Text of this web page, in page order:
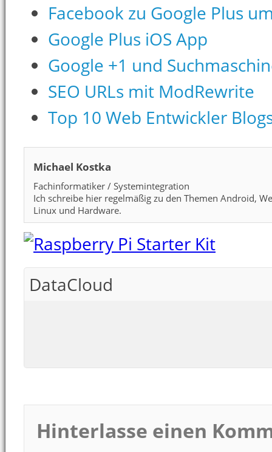
Facebook zu Google Plus
Google Plus iOS App
Google +1 und
SEO URLs mit ModRewrite
Top 10 Web Entwickler
Michael Kostka
Fachinformatiker / Systemintegration
Ich schreibe hier regelmäßig zu den Themen Android,
Linux und Hardware.
DataCloud
Hinterlasse einen